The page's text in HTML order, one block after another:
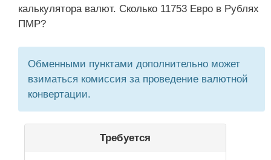
калькулятора валют. Сколько 11753 Евро в Рублях
ПМР?
Обменными пунктами дополнительно может
взиматься комиссия за проведение валютной
конвертации.
Требуется